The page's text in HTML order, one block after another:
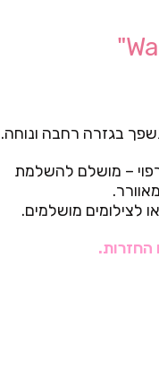
בגזרה רחבה ונוחה.
– מושלם להשלמת
לצילומים מושלמים.
החזרות.